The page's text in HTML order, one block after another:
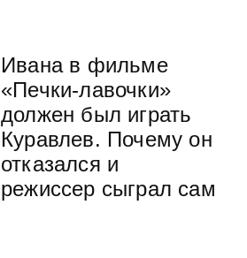
Ивана в фильме
«Печки-лавочки»
должен был играть
Куравлев. Почему он
отказался и
режиссер сыграл сам